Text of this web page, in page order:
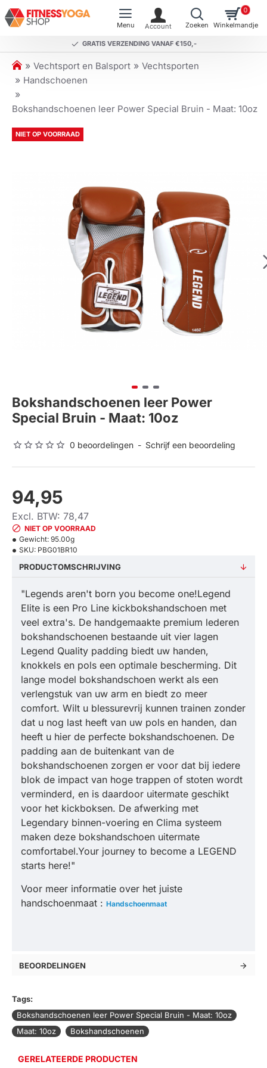
GRATIS VERZENDING VANAF €150,-
0
h
o
e
Vechtsport en Balsport
Vechtsporten
Handschoenen
Bokshandschoenen leer Power Special Bruin - Maat: 10oz
NIET OP VOORRAAD
Bokshandschoenen leer Power
Special Bruin - Maat: 10oz
0 beoordelingen - Schrijf een beoordeling
94,95
Excl. BTW: 78,47
NIET OP VOORRAAD
Gewicht: 95.00g
SKU: PBG01BR10
PRODUCTOMSCHRIJVING
"Legends aren't born you become one!Legend
Elite is een Pro Line kickbokshandschoen met
veel extra's. De handgemaakte premium lederen
bokshandschoenen bestaande uit vier lagen
Legend Quality padding biedt uw handen,
knokkels en pols een optimale bescherming. Dit
lange model bokshandschoen werkt als een
verlengstuk van uw arm en biedt zo meer
comfort. Wilt u blessurevrij kunnen trainen zonder
dat u nog last heeft van uw pols en handen, dan
heeft u hier de perfecte bokshandschoenen. De
padding aan de buitenkant van de
bokshandschoenen zorgen er voor dat bij iedere
blok de impact van hoge trappen of stoten wordt
verminderd, en is daardoor uitermate geschikt
voor het kickboksen. De afwerking met
Legendary binnen-voering en Clima systeem
maken deze bokshandschoen uitermate
comfortabel.Your journey to become a LEGEND
starts here!"
Voor meer informatie over het juiste
handschoenmaat : Handschoenmaat
BEOORDELINGEN
Tags:
Bokshandschoenen leer Power Special Bruin - Maat: 10oz
Maat: 10oz
Bokshandschoenen
GERELATEERDE PRODUCTEN